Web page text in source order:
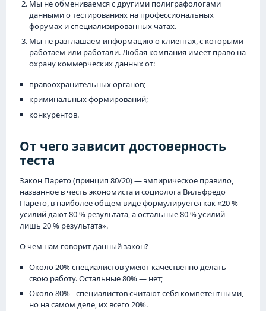
Мы не обмениваемся с другими полиграфологами
данными о тестированиях на профессиональных
форумах и специализированных чатах.
Мы не разглашаем информацию о клиентах, с которыми
работаем или работали. Любая компания имеет право на
охрану коммерческих данных от:
правоохранительных органов;
криминальных формирований;
конкурентов.
От чего зависит достоверность
теста
Закон Парето (принцип 80/20) — эмпирическое правило,
названное в честь экономиста и социолога Вильфредо
Парето, в наиболее общем виде формулируется как «20 %
усилий дают 80 % результата, а остальные 80 % усилий —
лишь 20 % результата».
О чем нам говорит данный закон?
Около 20% специалистов умеют качественно делать
свою работу. Остальные 80% — нет;
Около 80% - специалистов считают себя компетентными,
но на самом деле, их всего 20%.